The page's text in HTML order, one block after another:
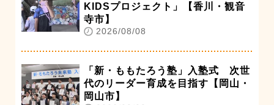
KIDSプロジェクト」【香川・観音
寺市】
2026/08/08
「新・ももたろう塾」入塾式 次世
代のリーダー育成を目指す【岡山・
岡山市】